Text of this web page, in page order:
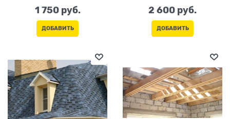
металлочерепицы,
аксессуаров. Подшив
карниза софитом и монтаж
водостока
1 750 руб.
ДОБАВИТЬ
кровельной стали,
аксессуаров. Подшив
карниза софитом и монтаж
водостока
2 600 руб.
ДОБАВИТЬ